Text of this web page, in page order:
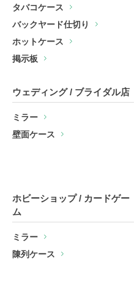
タバコケース
バックヤード仕切り
ホットケース
掲示板
ウェディング / ブライダル店
ミラー
壁面ケース
ホビーショップ / カードゲー
ム
ミラー
陳列ケース